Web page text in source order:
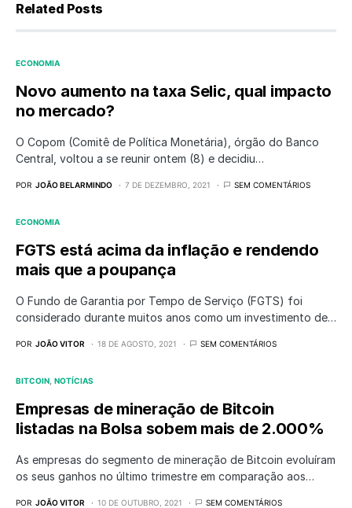
Related Posts
ECONOMIA
Novo aumento na taxa Selic, qual impacto
no mercado?
O Copom (Comitê de Política Monetária), órgão do Banco
Central, voltou a se reunir ontem (8) e decidiu…
POR JOÃO BELARMINDO 7 DE DEZEMBRO, 2021 SEM COMENTÁRIOS
ECONOMIA
FGTS está acima da inflação e rendendo
mais que a poupança
O Fundo de Garantia por Tempo de Serviço (FGTS) foi
considerado durante muitos anos como um investimento de…
POR JOÃO VITOR 18 DE AGOSTO, 2021 SEM COMENTÁRIOS
BITCOIN NOTÍCIAS
Empresas de mineração de Bitcoin
listadas na Bolsa sobem mais de 2.000%
As empresas do segmento de mineração de Bitcoin evoluíram
os seus ganhos no último trimestre em comparação aos…
POR JOÃO VITOR 10 DE OUTUBRO, 2021 SEM COMENTÁRIOS